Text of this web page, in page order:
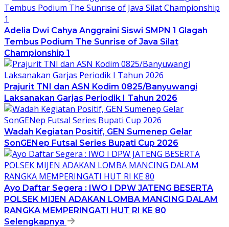
Adelia Dwi Cahya Anggraini Siswi SMPN 1 Glagah
Tembus Podium The Sunrise of Java Silat
Championship 1
Prajurit TNI dan ASN Kodim 0825/Banyuwangi
Laksanakan Garjas Periodik I Tahun 2026
Wadah Kegiatan Positif, GEN Sumenep Gelar
SonGENep Futsal Series Bupati Cup 2026
Ayo Daftar Segera : IWO I DPW JATENG BESERTA
POLSEK MIJEN ADAKAN LOMBA MANCING DALAM
RANGKA MEMPERINGATI HUT RI KE 80
Selengkapnya